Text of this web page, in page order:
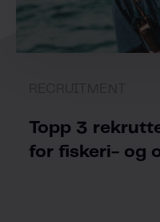
Topp 3
for fiskeri- og